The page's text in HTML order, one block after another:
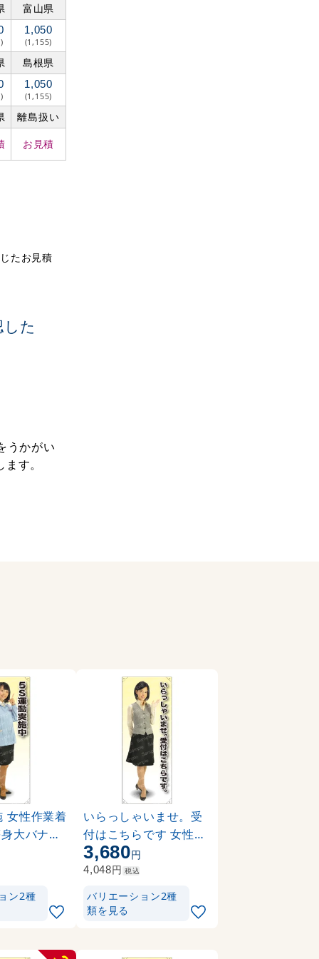
富山県
1,050
(1,155)
島根県
1,050
(1,155)
離島扱い
お見積
たお見積
た
うかがい
す。
女性作業着
大バナー
ン2種
いらっしゃいませ。受
付はこちらです 女性ベ
スト 等身大バナー 素材
:トロマット(厚手生地) (
3,680円
4,048円 税込
バリエーション2種
類を見る